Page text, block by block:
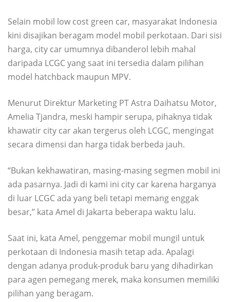
Selain mobil low cost green car, masyarakat Indonesia
kini disajikan beragam model mobil perkotaan. Dari sisi
harga, city car umumnya dibanderol lebih mahal
daripada LCGC yang saat ini tersedia dalam pilihan
model hatchback maupun MPV.
Menurut Direktur Marketing PT Astra Daihatsu Motor,
Amelia Tjandra, meski hampir serupa, pihaknya tidak
khawatir city car akan tergerus oleh LCGC, mengingat
secara dimensi dan harga tidak berbeda jauh.
“Bukan kekhawatiran, masing-masing segmen mobil ini
ada pasarnya. Jadi di kami ini city car karena harganya
di luar LCGC ada yang beli tetapi memang enggak
besar,” kata Amel di Jakarta beberapa waktu lalu.
Saat ini, kata Amel, penggemar mobil mungil untuk
perkotaan di Indonesia masih tetap ada. Apalagi
dengan adanya produk-produk baru yang dihadirkan
para agen pemegang merek, maka konsumen memiliki
pilihan yang beragam.